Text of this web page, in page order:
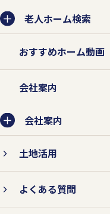
を収集させてい
法的な要請など
事前承認なく第
はありません。
どによって業務
務付けるととも
人情報を取り扱
老人ホーム検索
おすすめホーム動画
会社案内
会社案内
土地活用
よくある質問